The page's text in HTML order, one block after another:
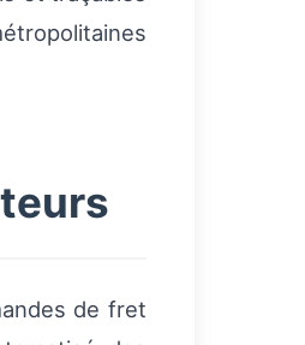
de fret